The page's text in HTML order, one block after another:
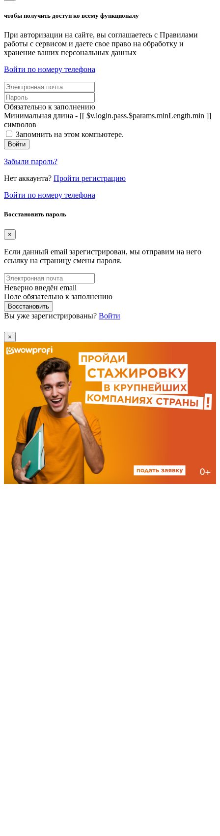
чтобы получить доступ ко всему функционалу
При авторизации на сайте, вы соглашаетесь с Правилами
работы с сервисом и даете свое право на обработку и
хранение ваших персональных данных
Войти по номеру телефона
Обязательно к заполнению
Минимальная длина - [[ $v.login.pass.$params.minLength.min ]]
символов
Запомнить на этом компьютере.
Войти
Забыли пароль?
Нет аккаунта? Пройти регистрацию
Войти по номеру телефона
Восстановить пароль
×
Если данный email зарегистрирован, мы отправим на него
ссылку на страницу смены пароля.
Неверно введён email
Поле обязательно к заполнению
Восстановить
Вы уже зарегистрированы? Войти
×